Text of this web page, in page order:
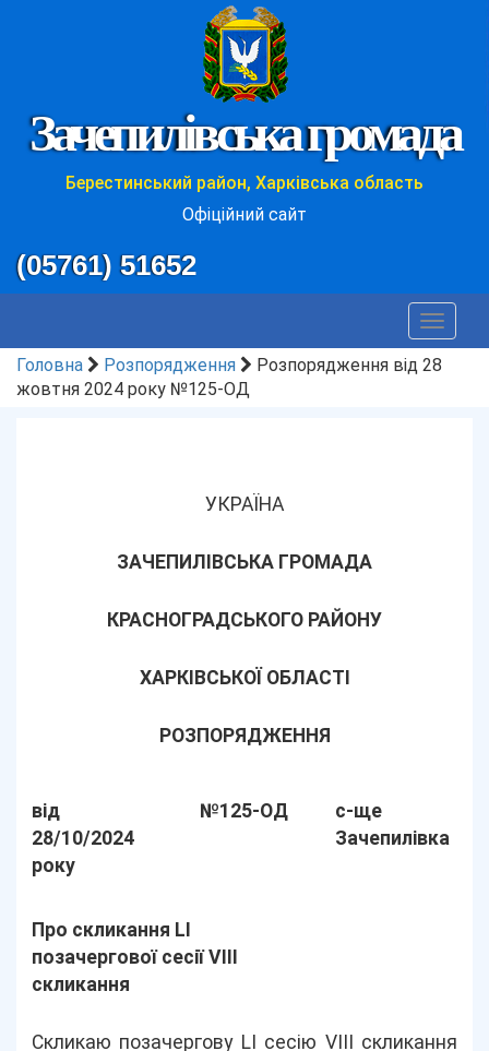
Зачепилівська громада
Берестинський район, Харківська область
Офіційний сайт
(05761) 51652
Toggle
Головна
Розпорядження
Розпорядження від 28
жовтня 2024 року №125-ОД
УКРАЇНА
ЗАЧЕПИЛІВСЬКА ГРОМАДА
КРАСНОГРАДСЬКОГО РАЙОНУ
ХАРКІВСЬКОЇ ОБЛАСТІ
РОЗПОРЯДЖЕННЯ
від
28/10/2024
року
№125-ОД
с-ще
Зачепилівка
Про скликання LІ
позачергової сесії VIІІ
скликання
Скликаю позачергову LІ сесію VIІІ скликання